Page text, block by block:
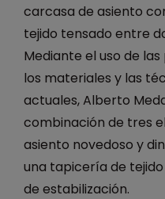
carcasa de asiento
tejido tensado entre
Mediante el uso de
los materiales y las
actuales, Alberto
combinación de tres
asiento novedoso y
una tapicería de
de estabilización.